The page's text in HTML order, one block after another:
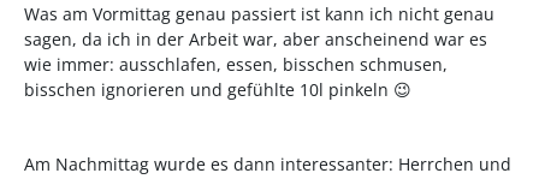
Was am Vormittag genau passiert ist kann ich nicht genau
sagen, da ich in der Arbeit war, aber anscheinend war es
wie immer: ausschlafen, essen, bisschen schmusen,
bisschen ignorieren und gefühlte 10l pinkeln 😉
Am Nachmittag wurde es dann interessanter: Herrchen und